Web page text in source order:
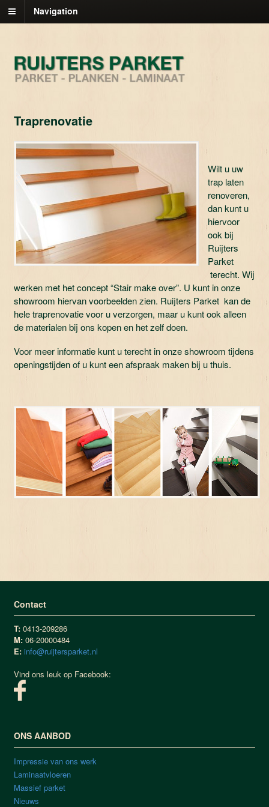
Navigation
Traprenovatie
Wilt u uw
trap laten
renoveren,
dan kunt u
hiervoor
ook bij
Ruijters
Parket
terecht. Wij
werken met het concept “Stair make over”. U kunt in onze
showroom hiervan voorbeelden zien. Ruijters Parket kan de
hele traprenovatie voor u verzorgen, maar u kunt ook alleen
de materialen bij ons kopen en het zelf doen.
Voor meer informatie kunt u terecht in onze showroom tijdens
openingstijden of u kunt een afspraak maken bij u thuis.
Contact
T:0413-209286
M:06-20000484
E: info@ruijtersparket.nl
Vind ons leuk op Facebook:
ONS AANBOD
Impressie van ons werk
Laminaatvloeren
Massief parket
Nieuws